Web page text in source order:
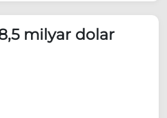
ziyaret edecek
katılmama kararı aldı
8,5 milyar dolar